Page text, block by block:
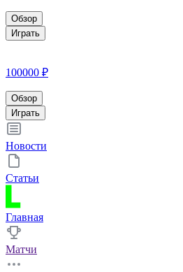
Обзор
Играть
100000 ₽
Обзор
Играть
Новости
Статьи
Главная
Матчи